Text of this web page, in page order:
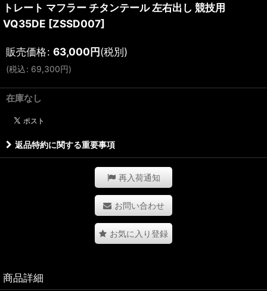
トレート マフラー チタンテール 左右出し 競技用
VQ35DE [ZSSD007]
販売価格: 63,000円(税別)
(税込: 69,300円)
在庫なし
返品特約に関する重要事項
再入荷通知
お問い合わせ
お気に入り登録
商品詳細